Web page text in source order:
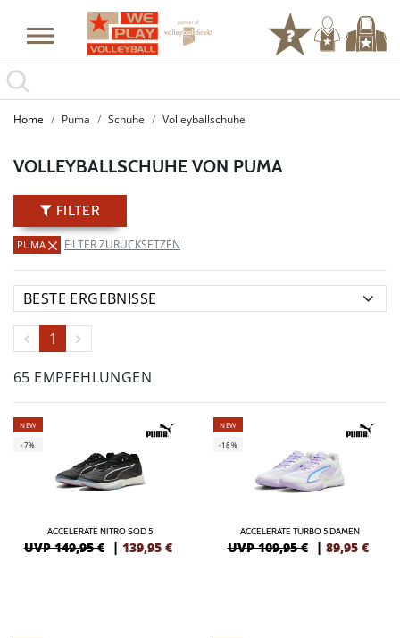
SUMMER SALE: SPARE BIS ZU 65%
Home Puma Schuhe Volleyballschuhe
VOLLEYBALLSCHUHE VON PUMA
FILTER
PUMA FILTER ZURÜCKSETZEN
1
65 EMPFEHLUNGEN
NEW
-7%
ACCELERATE NITRO SQD 5
UVP 149,95 € | 139,95 €
NEW
-18%
ACCELERATE TURBO 5 DAMEN
UVP 109,95 € | 89,95 €